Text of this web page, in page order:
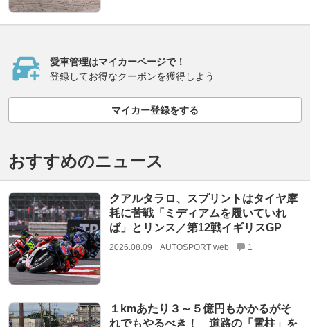
愛車管理はマイカーページで！
登録してお得なクーポンを獲得しよう
マイカー登録をする
おすすめのニュース
クアルタラロ、スプリントはタイヤ摩
耗に苦戦「ミディアムを履いていれ
ば」とリンス／第12戦イギリスGP
2026.08.09 AUTOSPORT web 1
１kmあたり３～５億円もかかるがそ
れでもやるべき！ 道路の「電柱」を